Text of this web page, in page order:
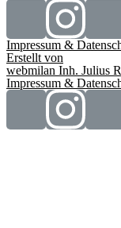
Impressum &
Erstellt von
webmilan Inh. Julius
Impressum &